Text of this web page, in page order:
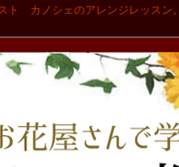
ト カノシェのアレンジレッスン